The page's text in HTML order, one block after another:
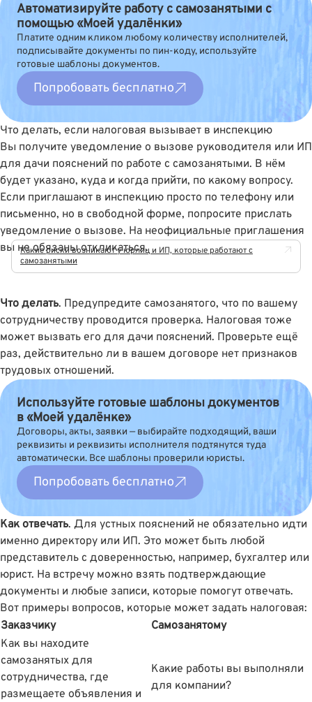
Автоматизируйте работу с самозанятыми с
помощью «Моей удалёнки»
Платите одним кликом любому количеству исполнителей,
подписывайте документы по пин-коду, используйте
готовые шаблоны документов.
Попробовать бесплатно
Что делать, если налоговая вызывает в инспекцию
Вы получите уведомление о вызове руководителя или ИП
для дачи пояснений по работе с самозанятыми. В нём
будет указано, куда и когда прийти, по какому вопросу.
Если приглашают в инспекцию просто по телефону или
письменно, но в свободной форме, попросите прислать
уведомление о вызове. На неофициальные приглашения
вы не обязаны откликаться.
Какие риски возникают у юрлиц и ИП, которые работают с
самозанятыми
Что делать. Предупредите самозанятого, что по вашему
сотрудничеству проводится проверка. Налоговая тоже
может вызвать его для дачи пояснений. Проверьте ещё
раз, действительно ли в вашем договоре нет признаков
трудовых отношений.
Используйте готовые шаблоны документов
в «Моей удалёнке»
Договоры, акты, заявки — выбирайте подходящий, ваши
реквизиты и реквизиты исполнителя подтянутся туда
автоматически. Все шаблоны проверили юристы.
Попробовать бесплатно
Как отвечать. Для устных пояснений не обязательно идти
именно директору или ИП. Это может быть любой
представитель с доверенностью, например, бухгалтер или
юрист. На встречу можно взять подтверждающие
документы и любые записи, которые помогут отвечать.
Вот примеры вопросов, которые может задать налоговая:
Заказчику
Самозанятому
Как вы находите
самозанятых для
сотрудничества, где
размещаете объявления и
Какие работы вы выполняли
для компании?